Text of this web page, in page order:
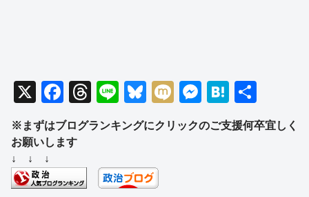
X
F
a
c
b
T
hr
e
d
Li
n
e
Bl
e
y
M
ixi
M
ss
H
at
e
有
※まずはブログランキングにクリックのご支援何卒宜しく
お願いします
↓ ↓ ↓